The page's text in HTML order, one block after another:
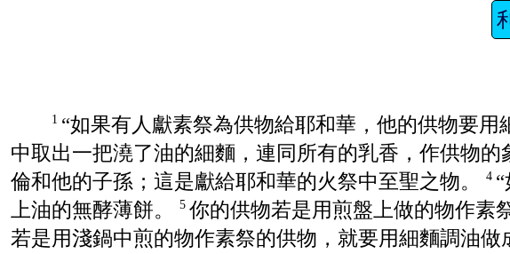
1 “如果有人獻素祭為供物給耶和華，他的供物要用
中取出一把澆了油的細麵，連同所有的乳香，作供物
倫和他的子孫；這是獻給耶和華的火祭中至聖之物。
4
上油的無酵薄餅。
5 你的供物若是用煎盤上做的物作素
若是用淺鍋中煎的物作素祭的供物，就要用細麵調油做